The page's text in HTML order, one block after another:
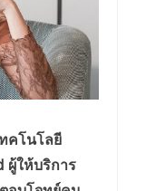
คโนโลยี
ผู้ให้บริการ